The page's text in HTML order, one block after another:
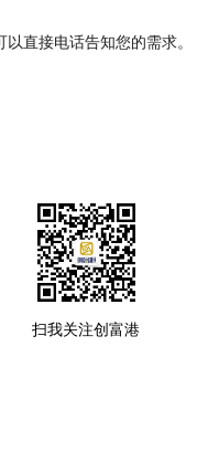
直接电话告知您的需求。
扫我关注创富港